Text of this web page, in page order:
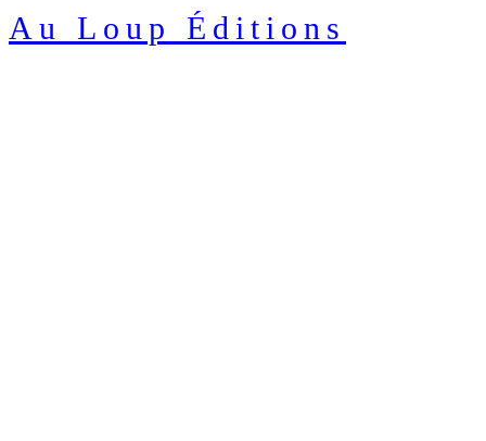
Au Loup Éditions